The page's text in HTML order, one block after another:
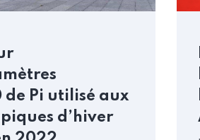
de Pi utilisé aux
d’hiver